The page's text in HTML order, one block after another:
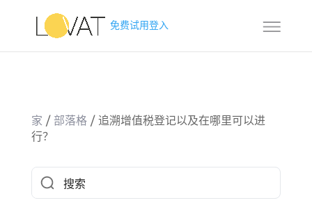
免费试用登入
家 / 部落格/ 追溯增值税登记以及在哪里可以进
行？